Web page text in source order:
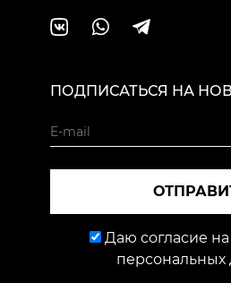
ПОДПИСАТЬСЯ НА
Даю согласие
персональных